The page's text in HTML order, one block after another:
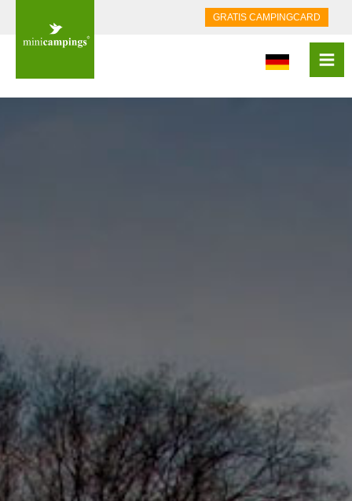
GRATIS CAMPINGCARD